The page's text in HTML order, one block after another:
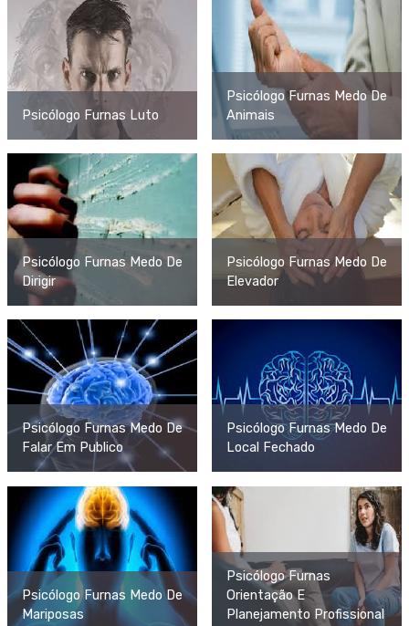
Psicólogo Furnas Luto
Psicólogo Furnas Medo De
Animais
Psicólogo Furnas Medo De
Dirigir
Psicólogo Furnas Medo De
Elevador
Psicólogo Furnas Medo De
Falar Em Publico
Psicólogo Furnas Medo De
Local Fechado
Psicólogo Furnas Medo De
Mariposas
Psicólogo Furnas
Orientação E
Planejamento Profissional